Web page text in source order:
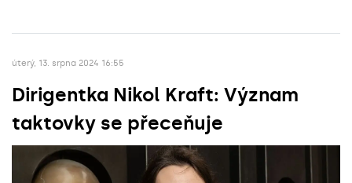
úterý, 13. srpna 2024 16:55
Dirigentka Nikol Kraft: Význam
taktovky se přeceňuje